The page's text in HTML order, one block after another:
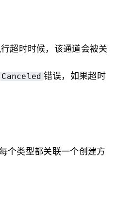
超时时候，该通道会被关
Canceled 错误，如果超时
个类型都关联一个创建方